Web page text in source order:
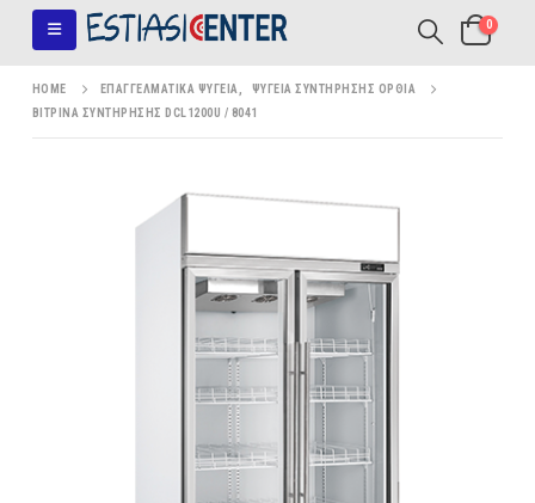
0
HOME ΕΠΑΓΓΕΛΜΑΤΙΚΆ ΨΥΓΕΊΑ
ΨΥΓΕΊΑ ΣΥΝΤΉΡΗΣΗΣ ΌΡΘΙΑ
ΒΙΤΡΊΝΑ ΣΥΝΤΉΡΗΣΗΣ DCL1200U / 8041